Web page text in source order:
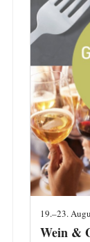
19.–23.
Wein &